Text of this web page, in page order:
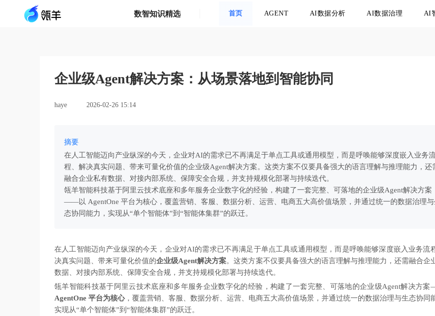
数智知识精选 首页 AGENT AI数据分析 AI数据治理 AI
企业级Agent解决方案：从场景落地到智能协同
haye 2026-02-26 15:14
摘要
在人工智能迈向产业纵深的今天，企业对AI的需求已不再满足于单点工具或通用模型，而是呼唤能够深度嵌入业务
程、解决真实问题、带来可量化价值的企业级Agent解决方案。这类方案不仅要具备强大的语言理解与推理能力，还
融合企业私有数据、对接内部系统、保障安全合规，并支持规模化部署与持续迭代。
瓴羊智能科技基于阿里云技术底座和多年服务企业数字化的经验，构建了一套完整、可落地的企业级Agent解决方案
——以 AgentOne 平台为核心，覆盖营销、客服、数据分析、运营、电商五大高价值场景，并通过统一的数据治理
态协同能力，实现从“单个智能体”到“智能体集群”的跃迁。
在人工智能迈向产业纵深的今天，企业对AI的需求已不再满足于单点工具或通用模型，而是呼唤能够深度嵌入业务流
决真实问题、带来可量化价值的企业级Agent解决方案。这类方案不仅要具备强大的语言理解与推理能力，还需融合企
数据、对接内部系统、保障安全合规，并支持规模化部署与持续迭代。
瓴羊智能科技基于阿里云技术底座和多年服务企业数字化的经验，构建了一套完整、可落地的企业级Agent解决方
AgentOne 平台为核心，覆盖营销、客服、数据分析、运营、电商五大高价值场景，并通过统一的数据治理与生态协同
实现从“单个智能体”到“智能体集群”的跃迁。